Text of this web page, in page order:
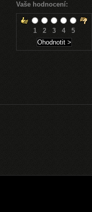
Vaše hodnocení:
1 2 3 4 5